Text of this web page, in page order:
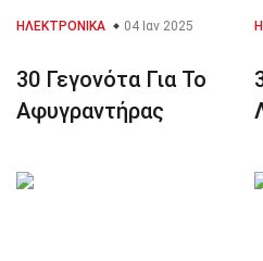
ΗΛΕΚΤΡΟΝΙΚΆ 04 Ιαν 2025
30 Γεγονότα Για Το
Αφυγραντήρας